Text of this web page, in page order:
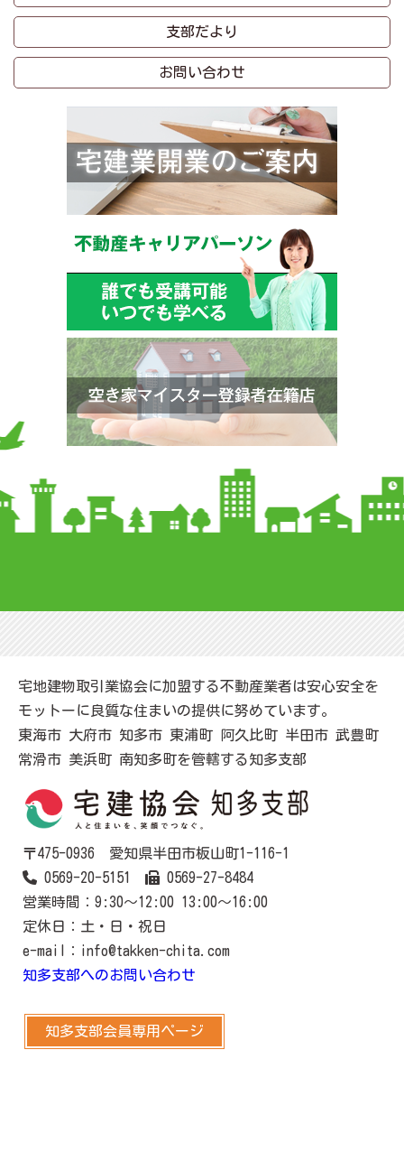
支部だより
お問い合わせ
宅地建物取引業協会に加盟する不動産業者は安心安全を
モットーに良質な住まいの提供に努めています。
東海市 大府市 知多市 東浦町 阿久比町 半田市 武豊町
常滑市 美浜町 南知多町を管轄する知多支部
〒475-0936 愛知県半田市板山町1-116-1
0569-20-5151
0569-27-8484
営業時間：9:30～12:00 13:00～16:00
定休日：土・日・祝日
e-mail：info@takken-chita.com
知多支部へのお問い合わせ
知多支部会員専用ページ